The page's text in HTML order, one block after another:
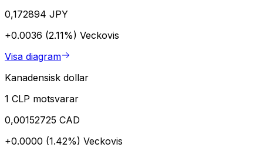
0,172894 JPY
+0.0036 (2.11%) Veckovis
Visa diagram
Kanadensisk dollar
1 CLP motsvarar
0,00152725 CAD
+0.0000 (1.42%) Veckovis